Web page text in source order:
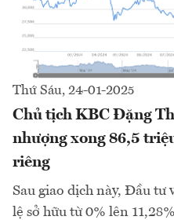
Thứ Sáu, 24-01-2025
Chủ tịch KBC Đặng
nhượng xong 86,5
riêng
Sau giao dịch này, Đầu
lệ sở hữu từ 0% lên